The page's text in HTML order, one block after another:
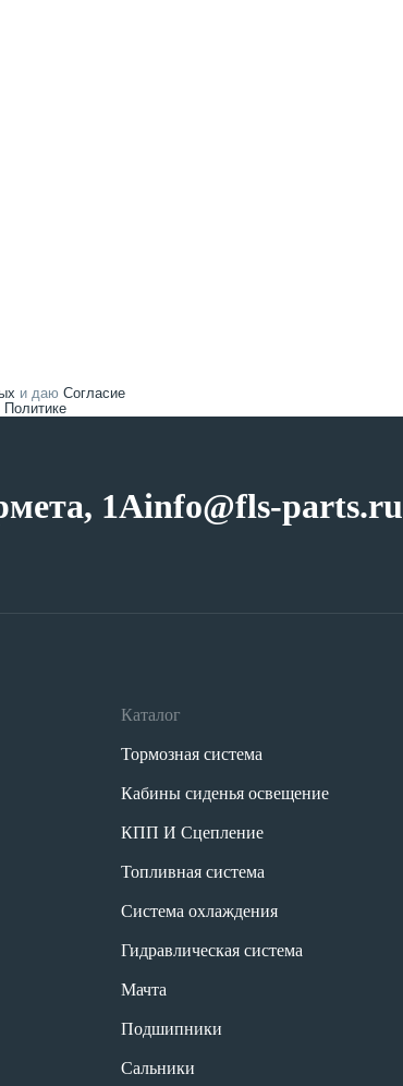
и даюСогласие
Политике
1Аinfo@fls-parts.ru
Каталог
Тормозная система
Кабины сиденья освещение
КПП И Сцепление
Топливная система
Система охлаждения
Гидравлическая система
Мачта
Подшипники
Сальники